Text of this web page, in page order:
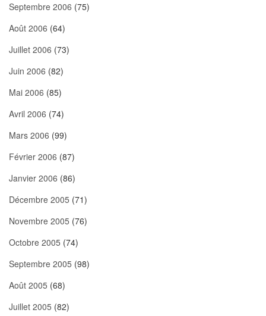
Septembre 2006 (75)
Août 2006 (64)
Juillet 2006 (73)
Juin 2006 (82)
Mai 2006 (85)
Avril 2006 (74)
Mars 2006 (99)
Février 2006 (87)
Janvier 2006 (86)
Décembre 2005 (71)
Novembre 2005 (76)
Octobre 2005 (74)
Septembre 2005 (98)
Août 2005 (68)
Juillet 2005 (82)